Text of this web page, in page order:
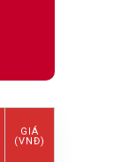
GIÁ
(VNĐ)